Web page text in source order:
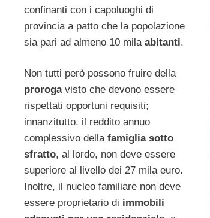
confinanti con i capoluoghi di
provincia a patto che la popolazione
sia pari ad almeno 10 mila abitanti.
Non tutti però possono fruire della
proroga visto che devono essere
rispettati opportuni requisiti;
innanzitutto, il reddito annuo
complessivo della famiglia sotto
sfratto, al lordo, non deve essere
superiore al livello dei 27 mila euro.
Inoltre, il nucleo familiare non deve
essere proprietario di immobili